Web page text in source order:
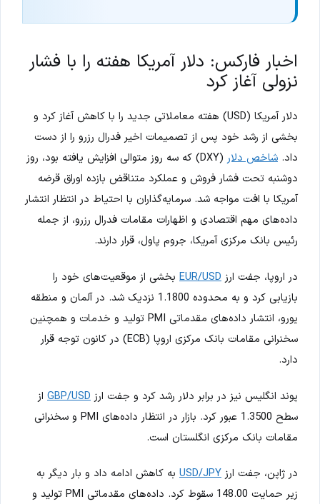
اخبار فارکس: دلار آمریکا هفته را با فشار
نزولی آغاز کرد
دلار آمریکا (USD) هفته معاملاتی جدید را با کاهش آغاز کرد و
بخشی از رشد خود پس از تصمیمات اخیر فدرال رزرو را از دست
داد. شاخص دلار
(DXY) که سه روز متوالی افزایش یافته بود، روز
دوشنبه تحت فشار فروش و عملکرد متناقض بازده اوراق قرضه
آمریکا با افت مواجه شد. سرمایه‌گذاران با احتیاط در انتظار انتشار
داده‌های مهم اقتصادی و اظهارات مقامات فدرال رزرو، از جمله
رئیس بانک مرکزی آمریکا، جروم پاول، قرار دارند.
در اروپا، جفت ارز EUR/USD بخشی از موقعیت‌های خود را
بازیابی کرد و به محدوده 1.1800 نزدیک شد. در آلمان و منطقه
یورو، انتشار داده‌های مقدماتی PMI تولید و خدمات و همچنین
سخنرانی مقامات بانک مرکزی اروپا (ECB) در کانون توجه قرار
دارد.
پوند انگلیس نیز در برابر دلار رشد کرد و جفت ارز GBP/USD از
سطح 1.3500 عبور کرد. بازار در انتظار داده‌های PMI و سخنرانی
مقامات بانک مرکزی انگلستان است.
در ژاپن، جفت ارز USD/JPY به کاهش ادامه داد و بار دیگر به
زیر حمایت 148.00 سقوط کرد. داده‌های مقدماتی PMI تولید و